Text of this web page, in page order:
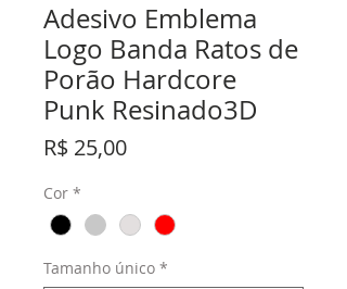
Adesivo Emblema
Logo Banda Ratos de
Porão Hardcore
Punk Resinado3D
R$ 25,00Preço
Cor *
Tamanho único *